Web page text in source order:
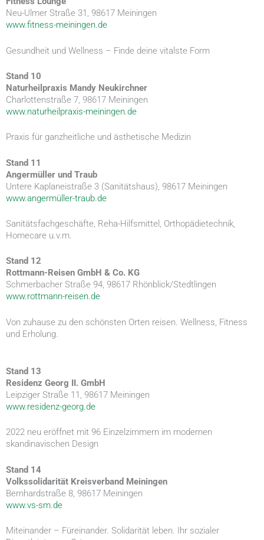
Neu-Ulmer Straße 31, 98617 Meiningen
www.fitness-meiningen.de
Gesundheit und Wellness – Finde deine vitalste Form
Stand 10
Naturheilpraxis Mandy Neukirchner
Charlottenstraße 7, 98617 Meiningen
www.naturheilpraxis-meiningen.de
Praxis für ganzheitliche und ästhetische Medizin
Stand 11
Angermüller und Traub
Untere Kaplaneistraße 3 (Sanitätshaus), 98617 Meiningen
www.angermüller-traub.de
Sanitätsfachgeschäfte, Reha-Hilfsmittel, Orthopädietechnik,
Homecare u.v.m.
Stand 12
Rottmann-Reisen GmbH & Co. KG
Schmerbacher Straße 94, 98617 Rhönblick/Stedtlingen
www.rottmann-reisen.de
Von zuhause zu den schönsten Orten reisen. Wellness, Fitness
und Erholung.
Stand 13
Residenz Georg II. GmbH
Leipziger Straße 11, 98617 Meiningen
www.residenz-georg.de
2022 neu eröffnet mit 96 Einzelzimmern im modernen
skandinavischen Design
Stand 14
Volkssolidarität Kreisverband Meiningen
Bernhardstraße 8, 98617 Meiningen
www.vs-sm.de
Miteinander – Füreinander. Solidarität leben. Ihr sozialer